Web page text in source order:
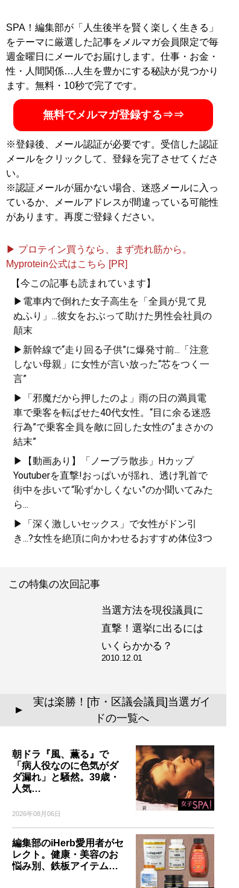
SPA！編集部が「人生後半を賢く楽しく生きる」
をテーマに厳選した記事をメルマガ会員限定で毎
週金曜日にメールでお届けします。仕事・お金・
性・人間関係…人生を豊かにする秘訣が見つかり
ます。無料・10秒で完了です。
無料でメルマガ登録する⇒⇒
※登録後、メール認証が必要です。受信した認証
メールをクリックして、登録を完了させてくださ
い。
※認証メールが届かない場合、迷惑メールに入っ
ているか、メールアドレスが間違っている可能性
があります。再度ご登録ください。
▶ プロテイン買うなら、まず売れ筋から。
Myprotein公式はこちら [PR]
【今この記事も読まれています】
▶電車内で倒れた女子高生を「全員が見て見
ぬふり」...彼女をおぶって助けた男性会社員の
顛末
▶新幹線で“走り回る子供”に爆発寸前...「注意
しない母親」に女性が言い放った“芯をつく一
言”
▶「邪魔だから押したのよ」雨の日の満員電
車で乗客を転ばせた40代女性。“目に余る迷惑
行為”で乗客全員を敵に回した女性の“まさかの
結末”
▶【動画あり】「ノーブラ散歩」Hカップ
Youtuberを直撃!おっぱいが揺れ、透け乳首で
街中を歩いて“恥ずかしくない”のか聞いてみた
ら...
▶「深く激しいセックス」で女性がドン引
き...?女性を絶頂に向かわせるおすすめ体位3つ
この特集の次回記事
当選方法を現役議員に
直撃！選挙に出るには
いくらかかる？
2010.12.01
▲
実は楽勝！[市・区議会議員]当選ガイ
ドの一覧へ
朝ドラ『風、薫る』で
「病人役なのに色気がダ
ダ漏れ」と騒然。39歳・
人気…
2026年08月06日
編集部のiHerb愛用者がセ
レクト。健康・美容のお
悩み別、鉄板アイテム…